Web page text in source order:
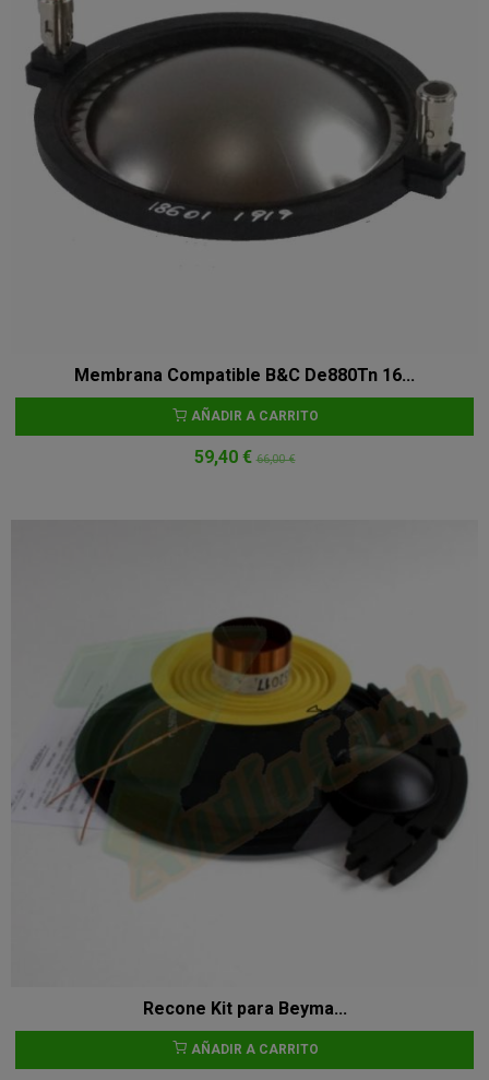
Membrana Compatible B&C De880Tn 16...
AÑADIR A CARRITO
59,40 €66,00 €
Recone Kit para Beyma...
AÑADIR A CARRITO